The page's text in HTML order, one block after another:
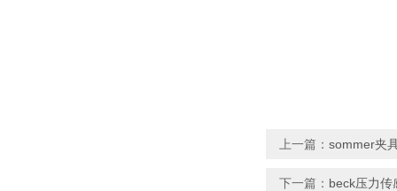
上一篇： sommer夹
下一篇： beck压力